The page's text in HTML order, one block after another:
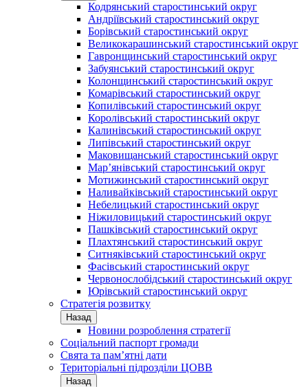
Кодрянський старостинський округ
Андріївський старостинський округ
Борівський старостинський округ
Великокарашинський старостинський округ
Гавронщинський старостинський округ
Забуянський старостинський округ
Колонщинський старостинський округ
Комарівський старостинський округ
Копилівський старостинський округ
Королівський старостинський округ
Калинівський старостинський округ
Липівський старостинський округ
Маковищанський старостинський округ
Мар’янівський старостинський округ
Мотижинський старостинський округ
Наливайківський старостинський округ
Небелицький старостинський округ
Ніжиловицький старостинський округ
Пашківський старостинський округ
Плахтянський старостинський округ
Ситняківський старостинський округ
Фасівський старостинський округ
Червонослобідський старостинський округ
Юрівський старостинський округ
Стратегія розвитку
Назад
Новини розроблення стратегії
Соціальний паспорт громади
Свята та пам’ятні дати
Територіальні підрозділи ЦОВВ
Назад